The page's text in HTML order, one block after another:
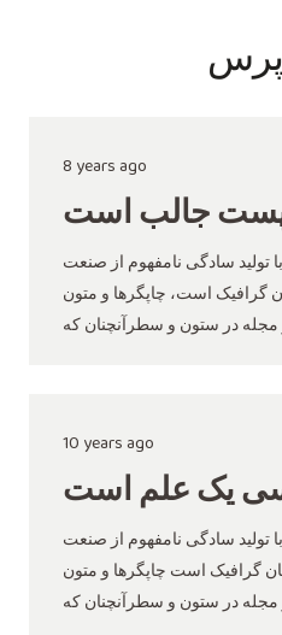
8 years ago
پست جالب است
تولید سادگی نامفهوم از صنعت
گرافیک است، چاپگرها و متون
10 years ago
یک علم است
تولید سادگی نامفهوم از صنعت
گرافیک است چاپگرها و متون